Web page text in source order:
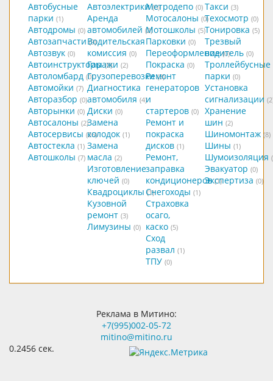
Автобусные
парки (1)
Автодромы (0)
Автозапчасти (9)
Автозвук (0)
Автоинструкторы (0)
Автоломбард (0)
Автомойки (7)
Авторазбор (0)
Авторынки (0)
Автосалоны (2)
Автосервисы (26)
Автостекла (1)
Автошколы (7)
Автоэлектрики (0)
Аренда
автомобилей (2)
Водительская
комиссия (0)
Гаражи (2)
Грузоперевозки (3)
Диагностика
автомобиля (4)
Диски (0)
Замена
колодок (1)
Замена
масла (2)
Изготовление
ключей (0)
Квадроциклы (1)
Кузовной
ремонт (3)
Лимузины (0)
Метродепо (0)
Мотосалоны (0)
Мотошколы (5)
Парковки (0)
Переоформление (0)
Покраска (0)
Ремонт
генераторов
и
стартеров (0)
Ремонт и
покраска
дисков (1)
Ремонт,
заправка
кондиционеров (1)
Снегоходы (1)
Страховка
осаго,
каско (5)
Сход
развал (1)
ТПУ (0)
Такси (3)
Техосмотр (0)
Тонировка (5)
Трезвый
водитель (0)
Троллейбусные
парки (0)
Установка
сигнализации
Хранение
шин (2)
Шиномонтаж (8)
Шины (1)
Шумоизоляция
Эвакуатор (0)
Экспертиза (0)
Реклама в Митино:
+7(995)002-05-72
mitino@mitino.ru
0.2456 сек.